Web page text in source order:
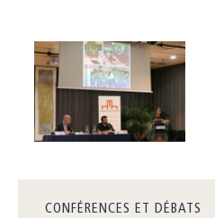
CONFÉRENCES ET DÉBATS